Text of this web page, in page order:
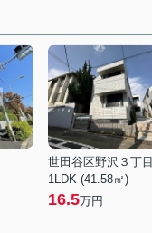
世田谷区野沢３丁目
1LDK (41.58㎡)
16.5万円